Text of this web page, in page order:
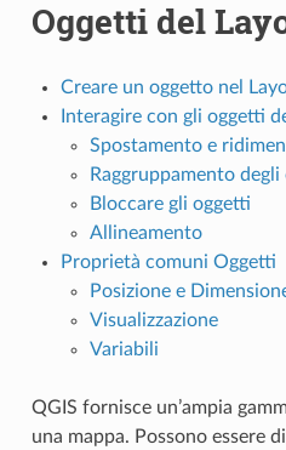
Oggetti del
Creare un oggetto nel
Interagire con gli oggetti
Spostamento e
Raggruppamento degli
Bloccare gli oggetti
Allineamento
Proprietà comuni Oggetti
Posizione e
Visualizzazione
Variabili
QGIS fornisce un’ampia
una mappa. Possono essere